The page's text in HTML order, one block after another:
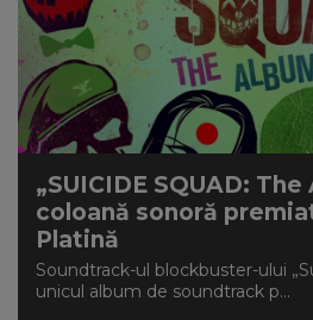
„SUICIDE SQUAD:
coloană sonoră
Platină
Soundtrack-ul blockbuster-ului
unicul album de soundtrack p...